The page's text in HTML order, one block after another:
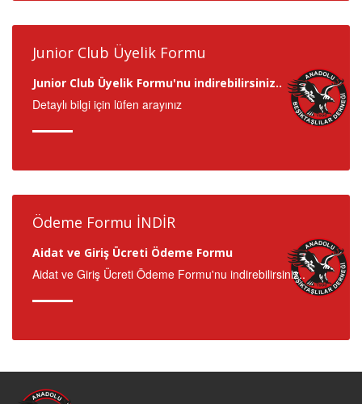
Junior Club Üyelik Formu
Junior Club Üyelik Formu'nu indirebilirsiniz..
Detaylı bilgi için lüfen arayınız
Ödeme Formu İNDİR
Aidat ve Giriş Ücreti Ödeme Formu
Aidat ve Giriş Ücreti Ödeme Formu'nu indirebilirsiniz..